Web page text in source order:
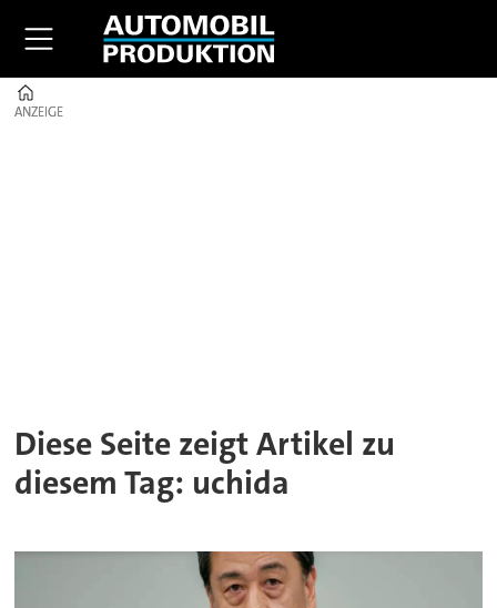
ANZEIGE
ANZEIGE
Diese Seite zeigt Artikel zu
diesem Tag: uchida